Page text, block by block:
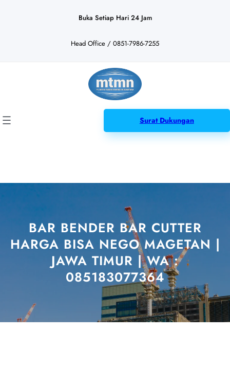
Buka Setiap Hari 24 Jam
Head Office / 0851-7986-7255
Surat Dukungan
BAR BENDER BAR CUTTER
HARGA BISA NEGO MAGETAN |
JAWA TIMUR | WA :
085183077364